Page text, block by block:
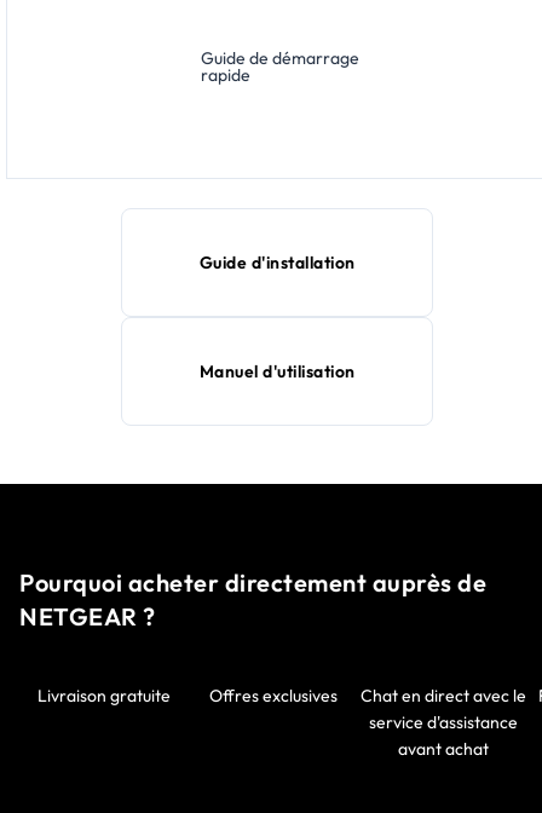
Guide de démarrage
rapide
Guide d'installation
Manuel d'utilisation
Pourquoi acheter directement auprès de
NETGEAR ?
Livraison gratuite Offres exclusives
Chat en direct avec le
service d'assistance
avant achat